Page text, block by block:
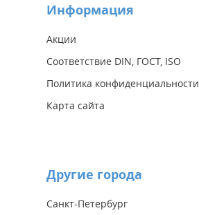
Информация
Акции
Соответствие DIN, ГОСТ, ISO
Политика конфиденциальности
Карта сайта
Другие города
Санкт-Петербург